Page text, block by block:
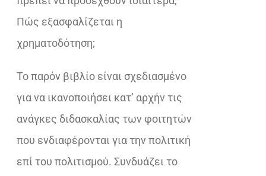
Πώς εξασφαλίζεται η
χρηματοδότηση;
Το παρόν βιβλίο είναι σχεδιασμένο
για να ικανοποιήσει κατ’ αρχήν τις
ανάγκες διδασκαλίας των φοιτητών
που ενδιαφέρονται για την πολιτική
επί του πολιτισμού. Συνδυάζει το